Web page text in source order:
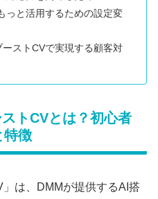
っと活用するための設定変
ストCVで実現する顧客対
トCVとは？初心者
特徴
」は、DMMが提供するAI搭